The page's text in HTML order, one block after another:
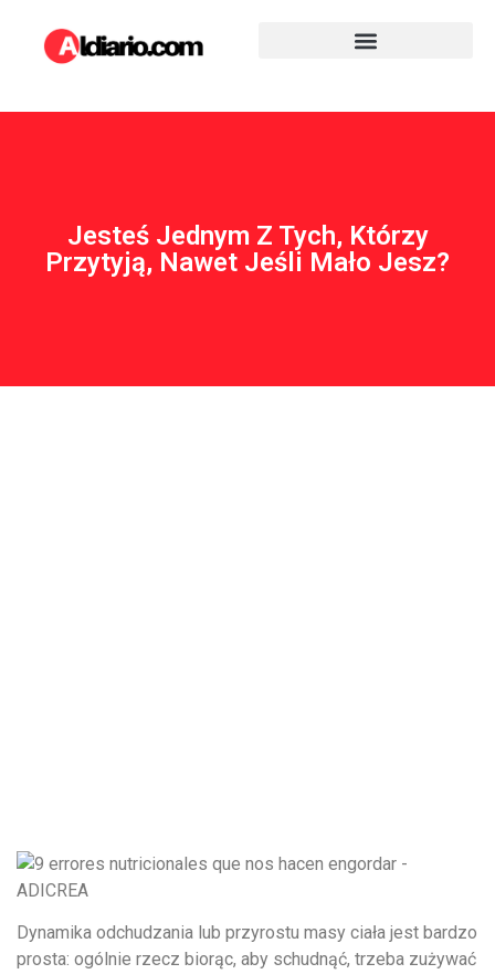
Jesteś Jednym Z Tych, Którzy
Przytyją, Nawet Jeśli Mało Jesz?
Dynamika odchudzania lub przyrostu masy ciała jest bardzo
prosta: ogólnie rzecz biorąc, aby schudnąć, trzeba zużywać